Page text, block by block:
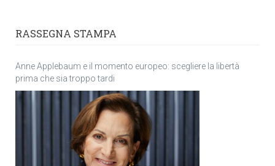
RASSEGNA STAMPA
Anne Applebaum e il momento europeo: scegliere la libertà
prima che sia troppo tardi